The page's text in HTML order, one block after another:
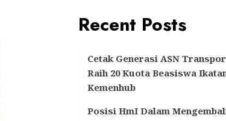
Recent Posts
Cetak Generasi ASN
Raih 20 Kuota Beasiswa
Kemenhub
Posisi HmI Dalam